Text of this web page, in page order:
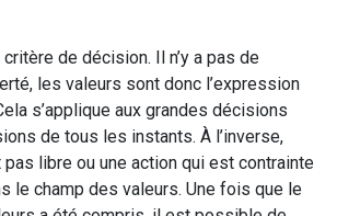
de décision. Il n’y a pas de
les valeurs sont donc l’expression
s’applique aux grandes décisions
de tous les instants. À l’inverse,
pas libre ou une action qui est contrainte
le champ des valeurs. Une fois que le